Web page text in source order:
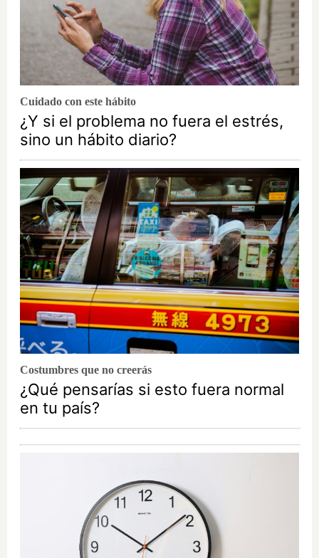
Cuidado con este hábito
¿Y si el problema no fuera el estrés,
sino un hábito diario?
Costumbres que no creerás
¿Qué pensarías si esto fuera normal
en tu país?